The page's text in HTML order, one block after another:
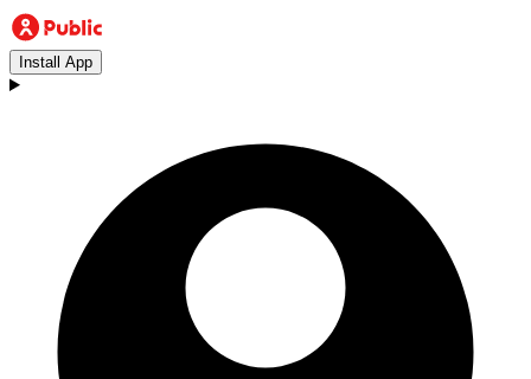
Install App